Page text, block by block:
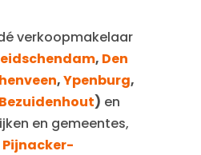
verkoopmakelaar
, Den
,Ypenburg,
Bezuidenhout) en
en gemeentes,
Pijnacker-